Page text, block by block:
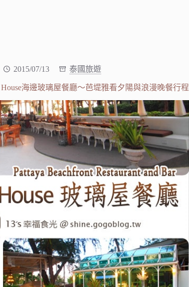
2015/07/13 泰國旅遊
House海邊玻璃屋餐廳～芭堤雅看夕陽與浪漫晚餐行程